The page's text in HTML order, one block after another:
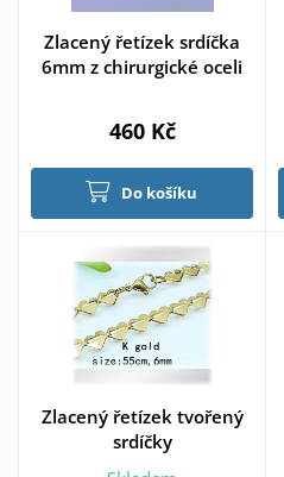
Zlacený řetízek srdíčka
6mm z chirurgické oceli
460 Kč
Do košíku
Zlacený řetízek tvořený
srdíčky